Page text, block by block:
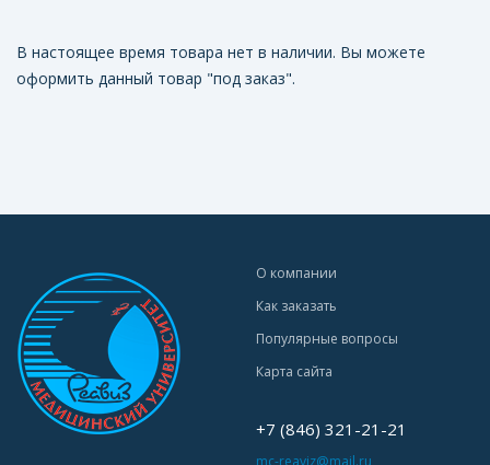
В настоящее время товара нет в наличии. Вы можете
оформить данный товар "под заказ".
О компании
Как заказать
Популярные вопросы
Карта сайта
+7 (846) 321-21-21